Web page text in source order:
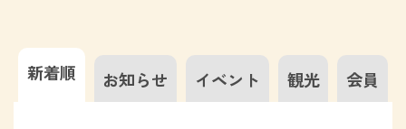
新着順 お知らせ イベント 観光 会員